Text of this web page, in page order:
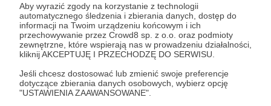
Aby wyrazić zgody na korzystanie z technologii
automatycznego śledzenia i zbierania danych, dostęp do
informacji na Twoim urządzeniu końcowym i ich
przechowywanie przez Crowd8 sp. z o.o. oraz podmioty
zewnętrzne, które wspierają nas w prowadzeniu działalności,
kliknij AKCEPTUJĘ I PRZECHODZĘ DO SERWISU.
Jeśli chcesz dostosować lub zmienić swoje preferencje
dotyczące zbierania danych osobowych, wybierz opcję
"USTAWIENIA ZAAWANSOWANE".
Zaloguj się
#parafianowytarg #śmiertelywypadek
#zakopane #jazz #aktywnewakacje #sewiknatropie